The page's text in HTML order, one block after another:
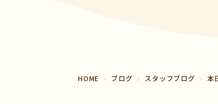
HOME ブログ スタッフブログ 本